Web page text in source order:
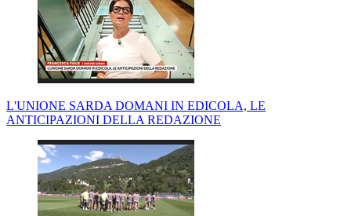
L'UNIONE SARDA DOMANI IN EDICOLA, LE
ANTICIPAZIONI DELLA REDAZIONE